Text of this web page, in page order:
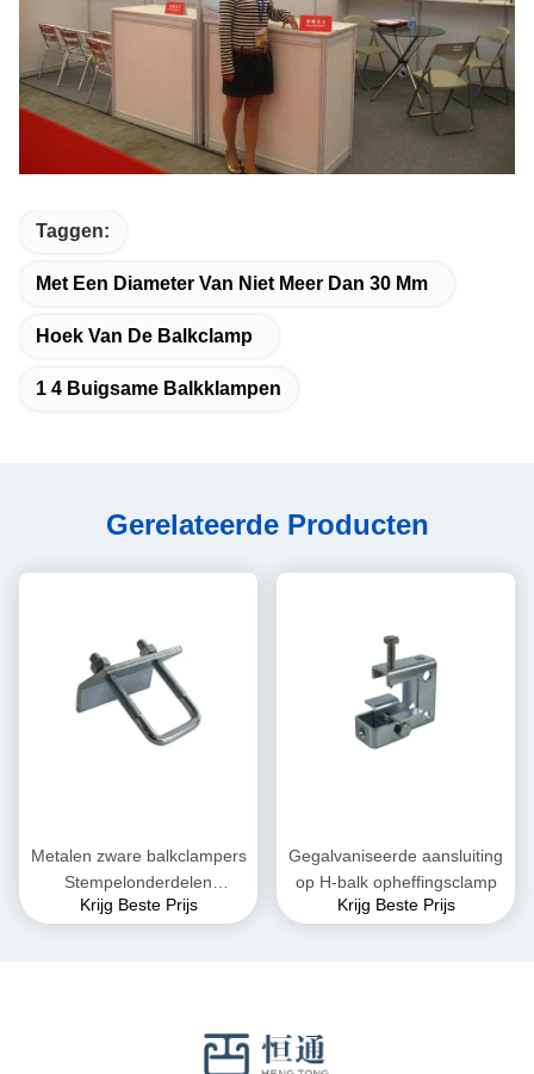
Taggen:
Met Een Diameter Van Niet Meer Dan 30 Mm
Hoek Van De Balkclamp
1 4 Buigsame Balkklampen
Gerelateerde Producten
Metalen zware balkclampers
Stempelonderdelen
Carbonstaal Q235 Lifting
Krijg Beste Prijs
Gegalvaniseerde aansluiting
op H-balk opheffingsclamp
Krijg Beste Prijs